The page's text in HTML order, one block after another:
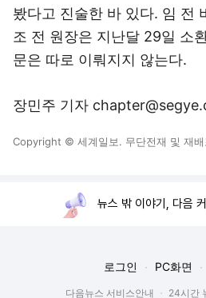
봤다고 진술한 바 있다. 임 전
조 전 원장은 지난달 29일 소
문은 따로 이뤄지지 않는다.
장민주 기자
Copyright © 세계일보. 무단전재 및 재배
뉴스 밖 이야기, 다음
로그인 PC화면
다음뉴스 서비스안내 24시간